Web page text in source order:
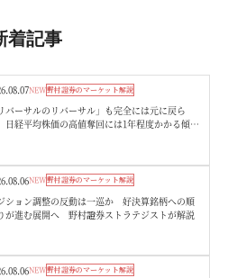
着記事
NEW野村證券のマーケット解説
バーサルのリバーサル」も完全には元に戻ら
経平均株価の高値奪回には1年程度かかる傾
NEW野村證券のマーケット解説
ション調整の反動は一巡か 好決算銘柄への順
が進む展開へ 野村證券ストラテジストが解説
NEW野村證券のマーケット解説